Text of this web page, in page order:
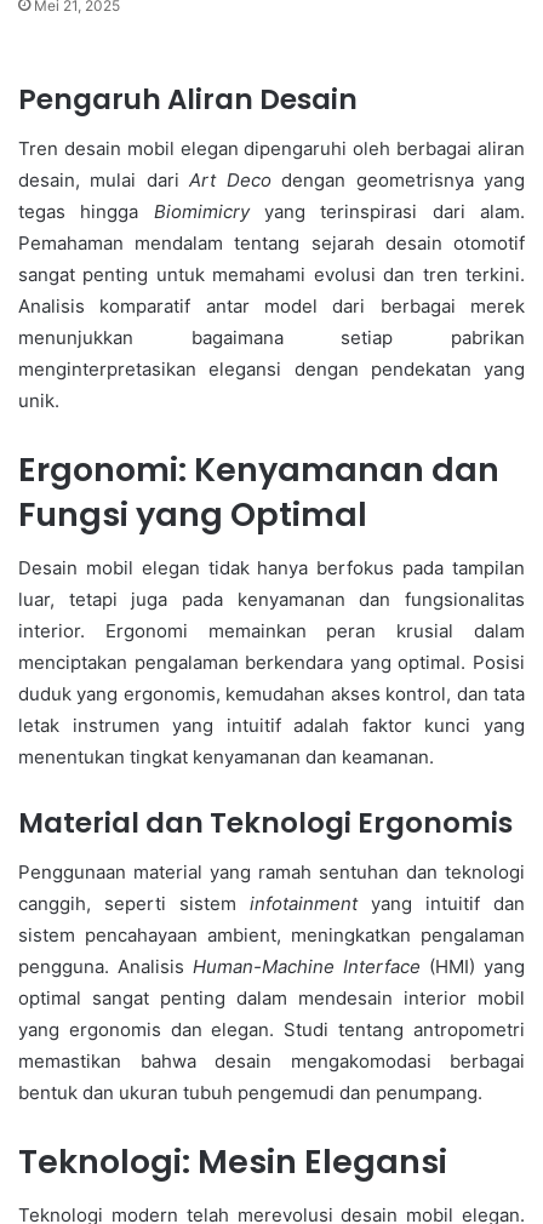
Mei 21, 2025
Pengaruh Aliran Desain
Tren desain mobil elegan dipengaruhi oleh berbagai aliran
desain, mulai dariArt Decodengan geometrisnya yang
tegas hingga Biomimicryyang terinspirasi dari alam.
Pemahaman mendalam tentang sejarah desain otomotif
sangat penting untuk memahami evolusi dan tren terkini.
Analisis komparatif antar model dari berbagai merek
menunjukkan bagaimana setiap pabrikan
menginterpretasikan elegansi dengan pendekatan yang
unik.
Ergonomi: Kenyamanan dan
Fungsi yang Optimal
Desain mobil elegan tidak hanya berfokus pada tampilan
luar, tetapi juga pada kenyamanan dan fungsionalitas
interior. Ergonomi memainkan peran krusial dalam
menciptakan pengalaman berkendara yang optimal. Posisi
duduk yang ergonomis, kemudahan akses kontrol, dan tata
letak instrumen yang intuitif adalah faktor kunci yang
menentukan tingkat kenyamanan dan keamanan.
Material dan Teknologi Ergonomis
Penggunaan material yang ramah sentuhan dan teknologi
canggih, seperti sistem infotainmentyang intuitif dan
sistem pencahayaan ambient, meningkatkan pengalaman
pengguna. Analisis Human-Machine Interface (HMI) yang
optimal sangat penting dalam mendesain interior mobil
yang ergonomis dan elegan. Studi tentang antropometri
memastikan bahwa desain mengakomodasi berbagai
bentuk dan ukuran tubuh pengemudi dan penumpang.
Teknologi: Mesin Elegansi
Teknologi modern telah merevolusi desain mobil elegan.